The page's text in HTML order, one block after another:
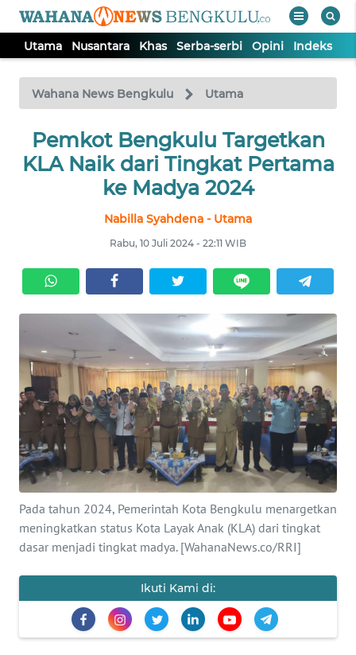
Utama Nusantara Khas Serba-serbi Opini Indeks
Wahana News Bengkulu Utama
Pemkot Bengkulu Targetkan
KLA Naik dari Tingkat Pertama
ke Madya 2024
Nabilla Syahdena - Utama
Rabu, 10 Juli 2024 - 22:11 WIB
Pada tahun 2024, Pemerintah Kota Bengkulu menargetkan
meningkatkan status Kota Layak Anak (KLA) dari tingkat
dasar menjadi tingkat madya. [WahanaNews.co/RRI]
Ikuti Kami di:
TV
Tutup
UTAMA
SERBA-
SERBI
Informasi
INDEKS
BERITA
KONTAK
KAMI
INFO
IKLAN
KAMI